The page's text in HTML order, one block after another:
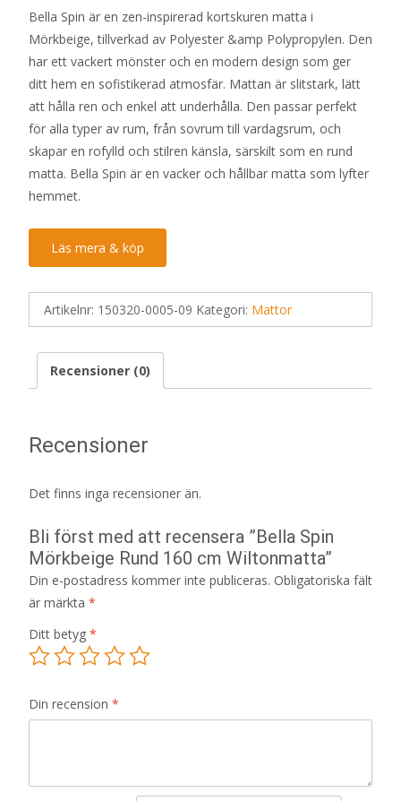
priset
var:
800 kr.
priset
är:
439 kr.
Bella Spin är en zen-inspirerad kortskuren matta i
Mörkbeige, tillverkad av Polyester &amp Polypropylen. Den
har ett vackert mönster och en modern design som ger
ditt hem en sofistikerad atmosfär. Mattan är slitstark, lätt
att hålla ren och enkel att underhålla. Den passar perfekt
för alla typer av rum, från sovrum till vardagsrum, och
skapar en rofylld och stilren känsla, särskilt som en rund
matta. Bella Spin är en vacker och hållbar matta som lyfter
hemmet.
Läs mera & köp
Artikelnr: 150320-0005-09 Kategori: Mattor
Recensioner (0)
Recensioner
Det finns inga recensioner än.
Bli först med att recensera ”Bella Spin
Mörkbeige Rund 160 cm Wiltonmatta”
Din e-postadress kommer inte publiceras. Obligatoriska fält
är märkta *
Ditt betyg *
Din recension *